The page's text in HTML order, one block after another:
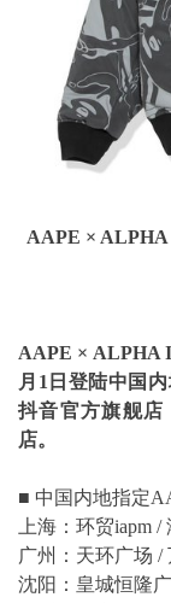
AAPE ×
AAPE × ALPHA
月 1 日登陆中国
抖音官方旗舰店
店。
■ 中国内地指定
上海：环贸iapm /
广州：天环广场 /
沈阳：皇城恒隆